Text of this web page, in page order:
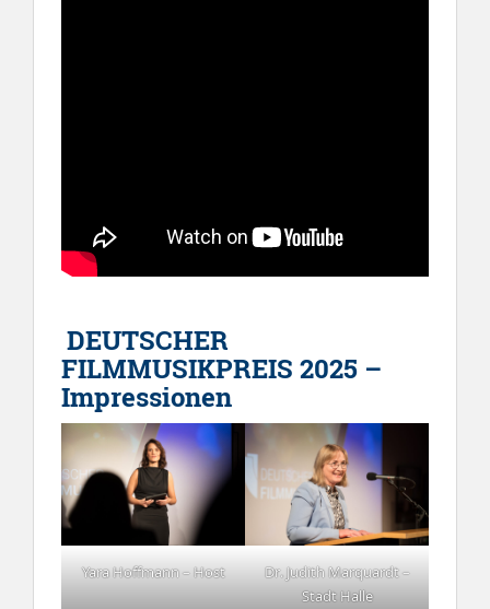
DEUTSCHER
FILMMUSIKPREIS 2025 –
Impressionen
Yara Hoffmann – Host
Dr. Judith Marquardt –
Stadt Halle